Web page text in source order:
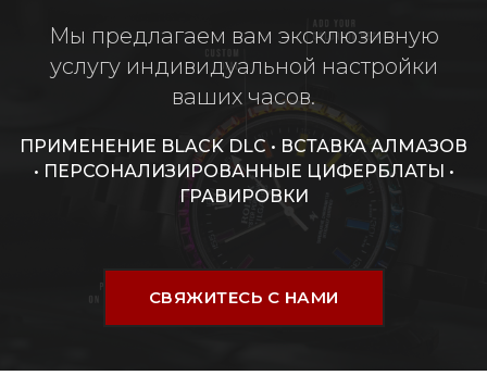
Мы предлагаем вам эксклюзивную
услугу индивидуальной настройки
ваших часов.
ПРИМЕНЕНИЕ BLACK DLC • ВСТАВКА АЛМАЗОВ
• ПЕРСОНАЛИЗИРОВАННЫЕ ЦИФЕРБЛАТЫ •
ГРАВИРОВКИ
СВЯЖИТЕСЬ С НАМИ